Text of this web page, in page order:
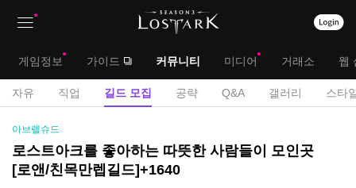
대
메
게임정보 가이드 커뮤니티 미디어 거래소 웹
서
메
뉴
자유 직업 길드 모집 공략 Q&A 갤러리 스타
길
드
모
집
아브렐슈드
로스트아크를 좋아하는 따뜻한 사람들이 모인곳
[로앤/친목만렙길드]+1640